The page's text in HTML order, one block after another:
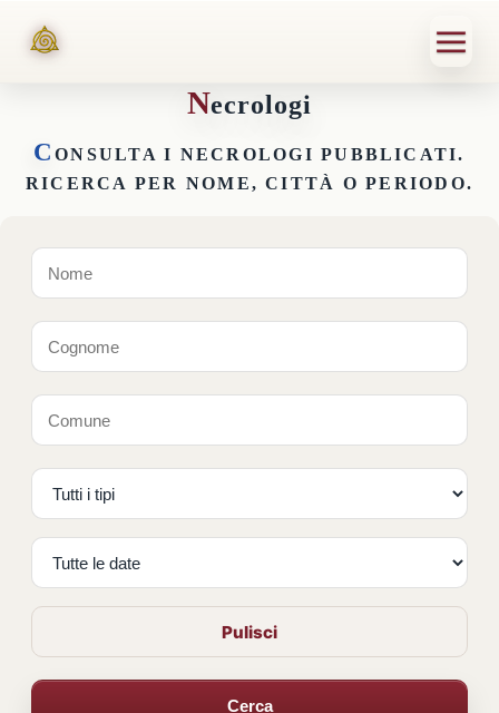
Necrologi
C ONSULTA I NECROLOGI PUBBLICATI.
RICERCA PER NOME, CITTÀ O PERIODO.
Pulisci
Cerca